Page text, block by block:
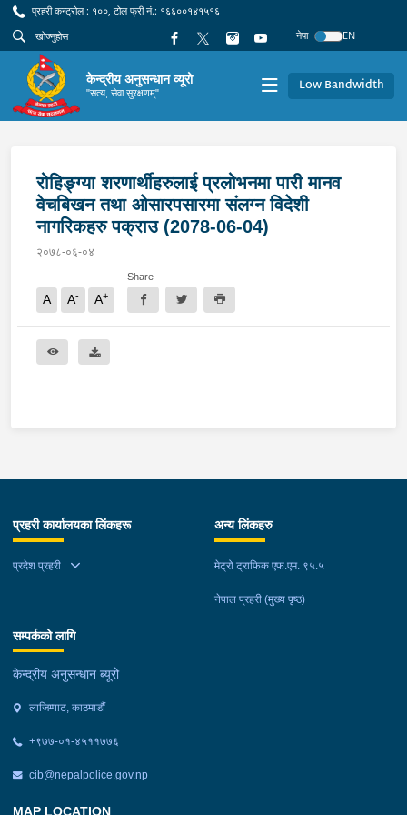
प्रहरी कन्ट्रोल : १००, टोल फ्री नं.: १६६००१४१५१६
नेपा
EN
केन्द्रीय अनुसन्धान व्यूरो
"सत्य, सेवा सुरक्षणम्" Low Bandwidth
रोहिङ्ग्या शरणार्थीहरुलाई प्रलोभनमा पारी मानव
वेचबिखन तथा ओसारपसारमा संलग्न विदेशी
नागरिकहरु पक्राउ (2078-06-04)
२०७८-०६-०४
A A- A+
Share
प्रहरी कार्यालयका लिंकहरू
प्रदेश प्रहरी
अन्य लिंकहरु
मेट्रो ट्राफिक एफ.एम. ९५.५
नेपाल प्रहरी (मुख्य पृष्ठ)
सम्पर्कको लागि
केन्द्रीय अनुसन्धान ब्यूरो
लाजिम्पाट, काठमाडौं
+९७७-०१-४५११७७६
cib@nepalpolice.gov.np
MAP LOCATION